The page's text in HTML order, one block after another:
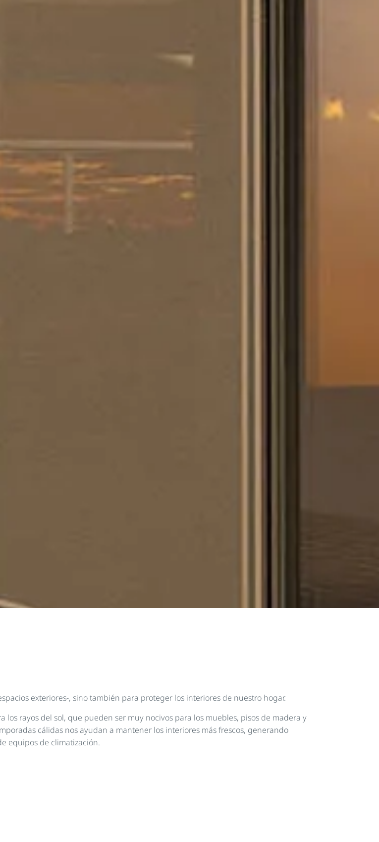
exteriores-, sino también para proteger los interiores de nuestro hogar.
rayos del sol, que pueden ser muy nocivos para los muebles, pisos de madera y
cálidas nos ayudan a mantener los interiores más frescos, generando
equipos de climatización.